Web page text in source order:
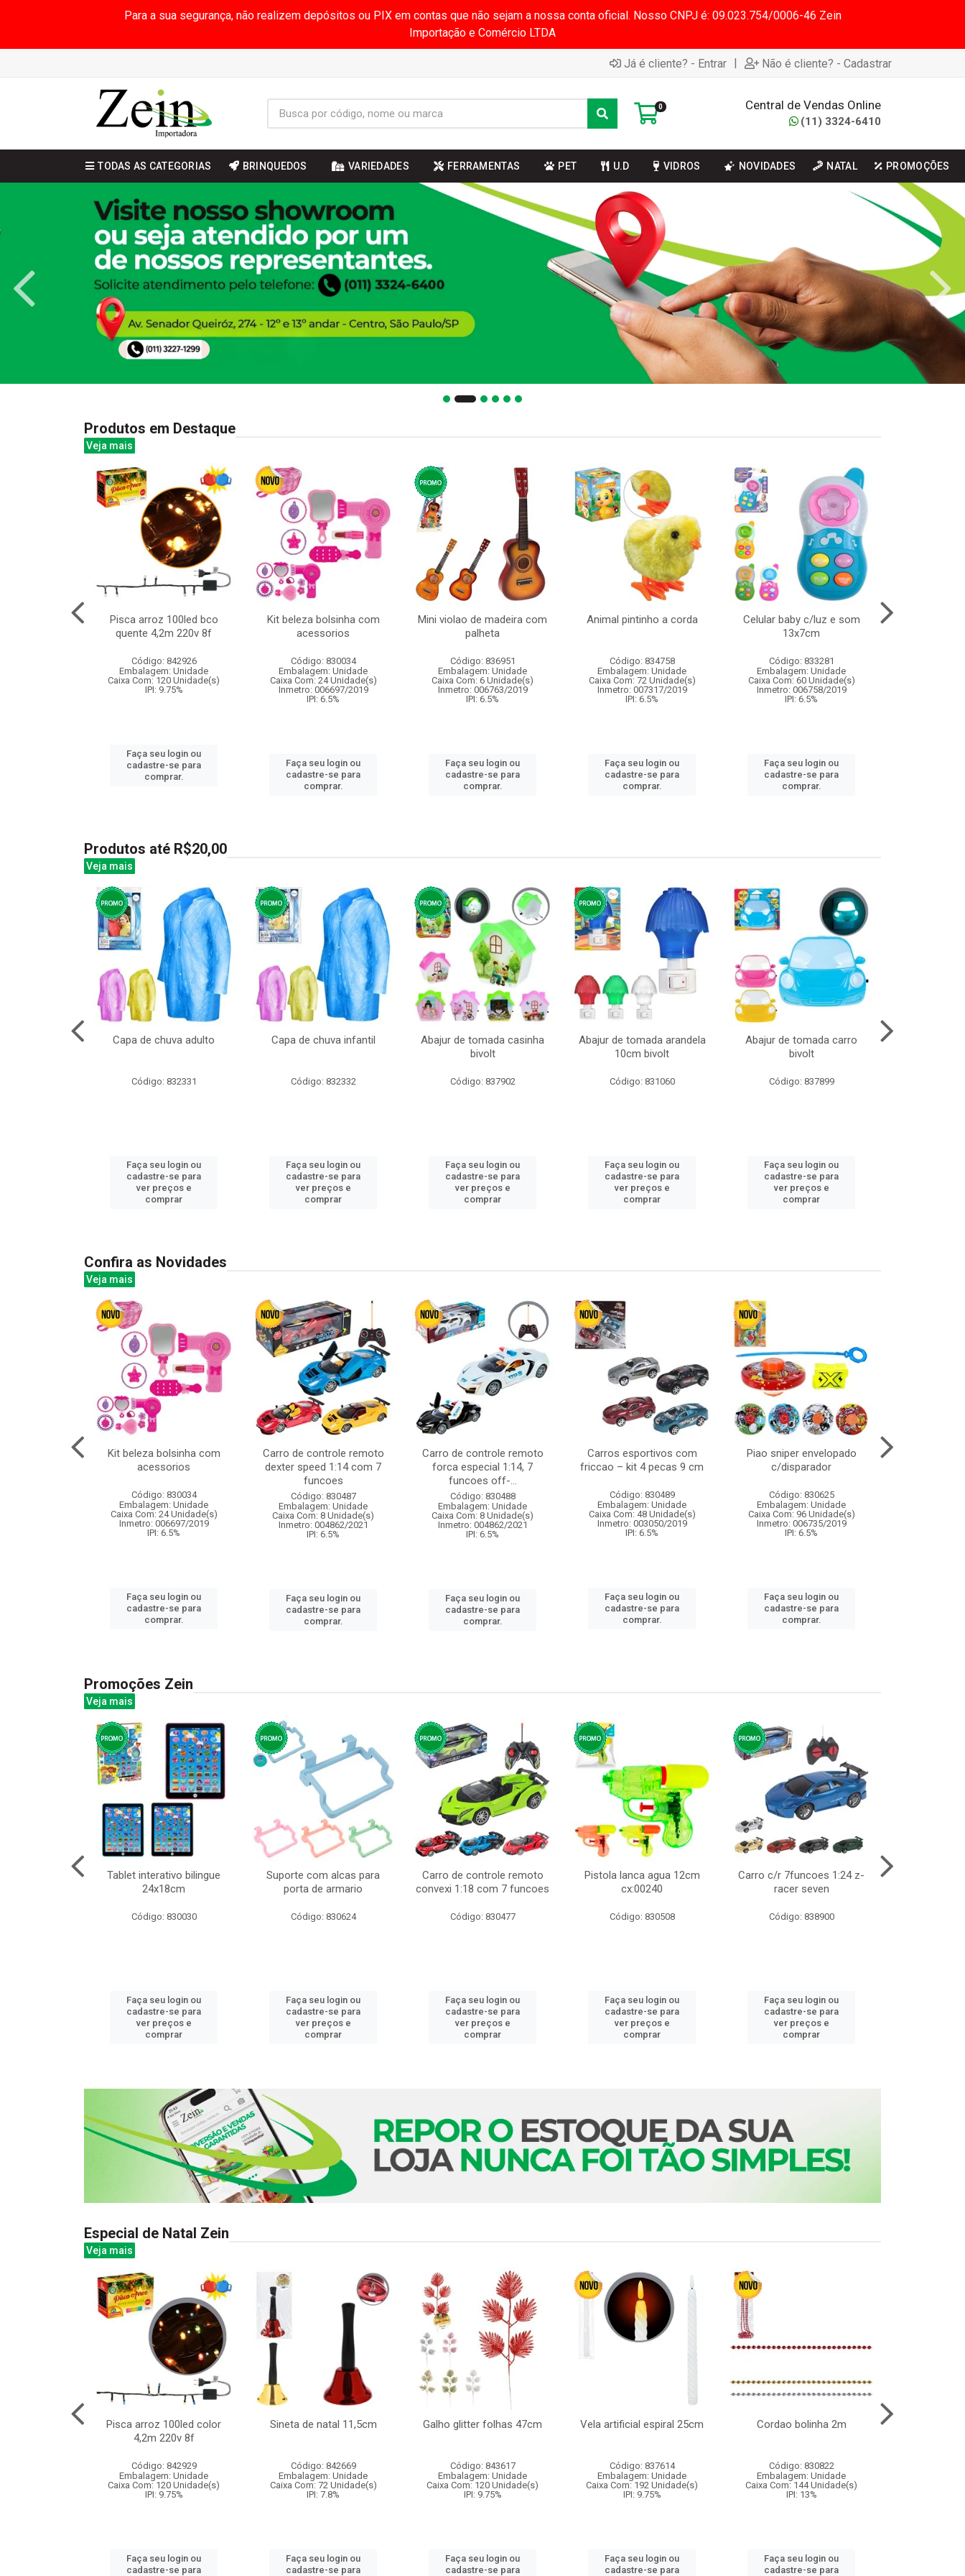
Para a sua segurança, não realizem depósitos ou PIX em contas que não sejam a nossa conta oficial. Nosso CNPJ é: 09.023.754/0006-46 Zein
Importação e Comércio LTDA
Já é cliente? - Entrar | Não é cliente? - Cadastrar
0 Central de Vendas Online
(11) 3324-6410
TODAS AS CATEGORIAS BRINQUEDOS VARIEDADES FERRAMENTAS PET U.D VIDROS NOVIDADES NATAL PROMOÇÕES
Produtos em Destaque
Veja mais
Pisca arroz 100led bco
quente 4,2m 220v 8f
Código: 842926
Embalagem: Unidade
Caixa Com: 120 Unidade(s)
IPI: 9.75%
Faça seu login ou
cadastre-se para
comprar.
Kit beleza bolsinha com
acessorios
Código: 830034
Embalagem: Unidade
Caixa Com: 24 Unidade(s)
Inmetro: 006697/2019
IPI: 6.5%
Faça seu login ou
cadastre-se para
comprar.
Mini violao de madeira com
palheta
Código: 836951
Embalagem: Unidade
Caixa Com: 6 Unidade(s)
Inmetro: 006763/2019
IPI: 6.5%
Faça seu login ou
cadastre-se para
comprar.
Animal pintinho a corda
Código: 834758
Embalagem: Unidade
Caixa Com: 72 Unidade(s)
Inmetro: 007317/2019
IPI: 6.5%
Faça seu login ou
cadastre-se para
comprar.
Celular baby c/luz e som
13x7cm
Código: 833281
Embalagem: Unidade
Caixa Com: 60 Unidade(s)
Inmetro: 006758/2019
IPI: 6.5%
Faça seu login ou
cadastre-se para
comprar.
Produtos até R$20,00
Veja mais
Capa de chuva adulto
Código: 832331
Faça seu login ou
cadastre-se para
ver preços e
comprar
Capa de chuva infantil
Código: 832332
Faça seu login ou
cadastre-se para
ver preços e
comprar
Abajur de tomada casinha
bivolt
Código: 837902
Faça seu login ou
cadastre-se para
ver preços e
comprar
Abajur de tomada arandela
10cm bivolt
Código: 831060
Faça seu login ou
cadastre-se para
ver preços e
comprar
Abajur de tomada carro
bivolt
Código: 837899
Faça seu login ou
cadastre-se para
ver preços e
comprar
Confira as Novidades
Veja mais
Kit beleza bolsinha com
acessorios
Código: 830034
Embalagem: Unidade
Caixa Com: 24 Unidade(s)
Inmetro: 006697/2019
IPI: 6.5%
Faça seu login ou
cadastre-se para
comprar.
Carro de controle remoto
dexter speed 1:14 com 7
funcoes
Código: 830487
Embalagem: Unidade
Caixa Com: 8 Unidade(s)
Inmetro: 004862/2021
IPI: 6.5%
Faça seu login ou
cadastre-se para
comprar.
Carro de controle remoto
forca especial 1:14, 7
funcoes off-...
Código: 830488
Embalagem: Unidade
Caixa Com: 8 Unidade(s)
Inmetro: 004862/2021
IPI: 6.5%
Faça seu login ou
cadastre-se para
comprar.
Carros esportivos com
friccao – kit 4 pecas 9 cm
Código: 830489
Embalagem: Unidade
Caixa Com: 48 Unidade(s)
Inmetro: 003050/2019
IPI: 6.5%
Faça seu login ou
cadastre-se para
comprar.
Piao sniper envelopado
c/disparador
Código: 830625
Embalagem: Unidade
Caixa Com: 96 Unidade(s)
Inmetro: 006735/2019
IPI: 6.5%
Faça seu login ou
cadastre-se para
comprar.
Promoções Zein
Veja mais
Tablet interativo bilingue
24x18cm
Código: 830030
Faça seu login ou
cadastre-se para
ver preços e
comprar
Suporte com alcas para
porta de armario
Código: 830624
Faça seu login ou
cadastre-se para
ver preços e
comprar
Carro de controle remoto
convexi 1:18 com 7 funcoes
Código: 830477
Faça seu login ou
cadastre-se para
ver preços e
comprar
Pistola lanca agua 12cm
cx:00240
Código: 830508
Faça seu login ou
cadastre-se para
ver preços e
comprar
Carro c/r 7funcoes 1:24 z-
racer seven
Código: 838900
Faça seu login ou
cadastre-se para
ver preços e
comprar
Especial de Natal Zein
Veja mais
Pisca arroz 100led color
4,2m 220v 8f
Código: 842929
Embalagem: Unidade
Caixa Com: 120 Unidade(s)
IPI: 9.75%
Faça seu login ou
cadastre-se para
Sineta de natal 11,5cm
Código: 842669
Embalagem: Unidade
Caixa Com: 72 Unidade(s)
IPI: 7.8%
Faça seu login ou
cadastre-se para
Galho glitter folhas 47cm
Código: 843617
Embalagem: Unidade
Caixa Com: 120 Unidade(s)
IPI: 9.75%
Faça seu login ou
cadastre-se para
Vela artificial espiral 25cm
Código: 837614
Embalagem: Unidade
Caixa Com: 192 Unidade(s)
IPI: 9.75%
Faça seu login ou
cadastre-se para
Cordao bolinha 2m
Código: 830822
Embalagem: Unidade
Caixa Com: 144 Unidade(s)
IPI: 13%
Faça seu login ou
cadastre-se para